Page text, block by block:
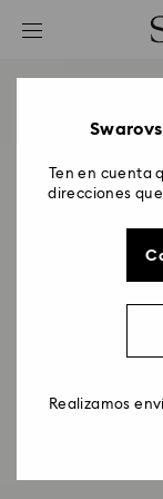
Accesskeys list
2 - Footer
Ten en cuenta
direcciones
Realizamos